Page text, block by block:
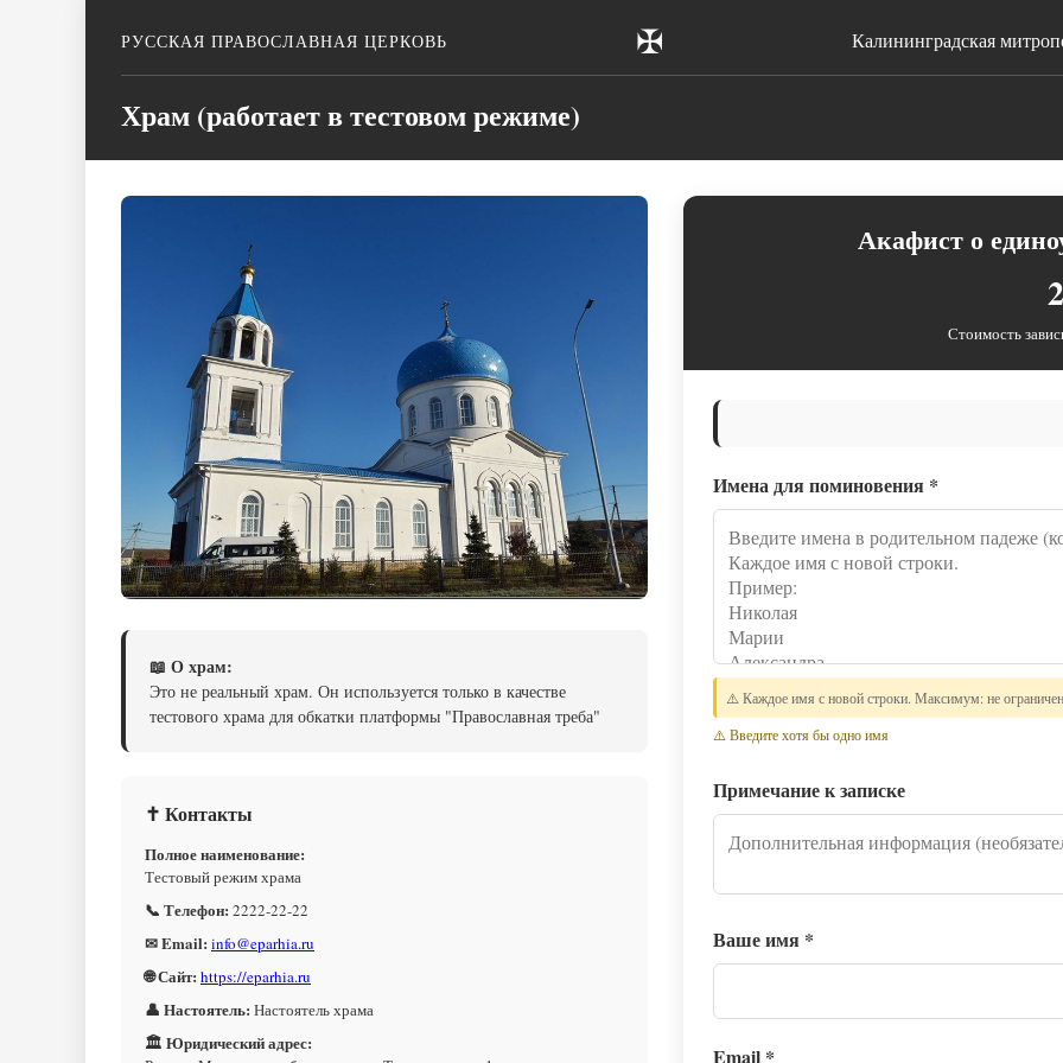
РУССКАЯ ПРАВОСЛАВНАЯ ЦЕРКОВЬ ✠ Калининградская
Храм (работает в тестовом режиме)
📖 О храм:
Это не реальный храм. Он используется только в качестве
тестового храма для обкатки платформы "Православная треба"
✝ Контакты
Полное наименование:
Тестовый режим храма
📞 Телефон: 2222-22-22
✉ Email: info@eparhia.ru
🌐 Сайт: https://eparhia.ru
👤 Настоятель: Настоятель храма
🏛 Юридический адрес:
Акафист о
Стоимость
Имена для поминовения *
⚠️ Каждое имя с новой строки. Максимум: не
⚠️ Введите хотя бы одно имя
Примечание к записке
Ваше имя *
Email *